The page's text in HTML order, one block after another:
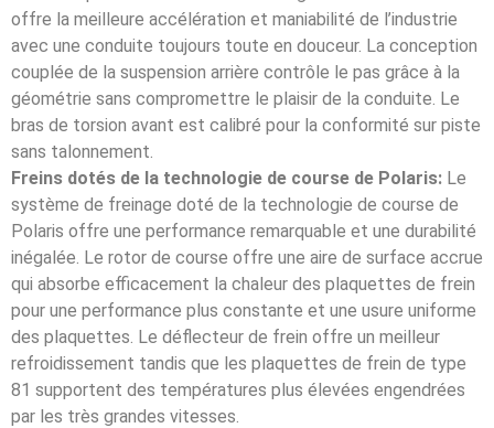
offre la meilleure accélération et maniabilité de l’industrie
avec une conduite toujours toute en douceur. La conception
couplée de la suspension arrière contrôle le pas grâce à la
géométrie sans compromettre le plaisir de la conduite. Le
bras de torsion avant est calibré pour la conformité sur piste
sans talonnement.
Freins dotés de la technologie de course de Polaris: Le
système de freinage doté de la technologie de course de
Polaris offre une performance remarquable et une durabilité
inégalée. Le rotor de course offre une aire de surface accrue
qui absorbe efficacement la chaleur des plaquettes de frein
pour une performance plus constante et une usure uniforme
des plaquettes. Le déflecteur de frein offre un meilleur
refroidissement tandis que les plaquettes de frein de type
81 supportent des températures plus élevées engendrées
par les très grandes vitesses.